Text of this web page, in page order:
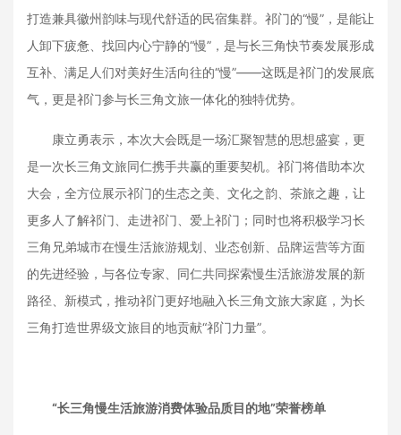
打造兼具徽州韵味与现代舒适的民宿集群。祁门的“慢”，是能让
人卸下疲惫、找回内心宁静的“慢”，是与长三角快节奏发展形成
互补、满足人们对美好生活向往的“慢”——这既是祁门的发展底
气，更是祁门参与长三角文旅一体化的独特优势。
康立勇表示，本次大会既是一场汇聚智慧的思想盛宴，更
是一次长三角文旅同仁携手共赢的重要契机。祁门将借助本次
大会，全方位展示祁门的生态之美、文化之韵、茶旅之趣，让
更多人了解祁门、走进祁门、爱上祁门；同时也将积极学习长
三角兄弟城市在慢生活旅游规划、业态创新、品牌运营等方面
的先进经验，与各位专家、同仁共同探索慢生活旅游发展的新
路径、新模式，推动祁门更好地融入长三角文旅大家庭，为长
三角打造世界级文旅目的地贡献“祁门力量”。
“长三角慢生活旅游消费体验品质目的地”荣誉榜单